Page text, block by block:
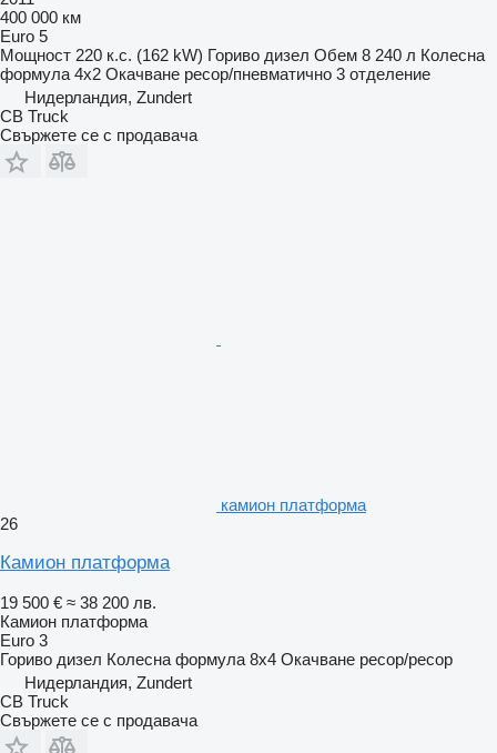
400 000 км
Euro 5
Мощност 220 к.с. (162 kW) Гориво дизел Обем 8 240 л Колесна
формула 4x2 Окачване ресор/пневматично 3 отделение
Нидерландия, Zundert
CB Truck
Свържете се с продавача
камион платформа
26
Камион платформа
19 500 € ≈ 38 200 лв.
Камион платформа
Euro 3
Гориво дизел Колесна формула 8x4 Окачване ресор/ресор
Нидерландия, Zundert
CB Truck
Свържете се с продавача